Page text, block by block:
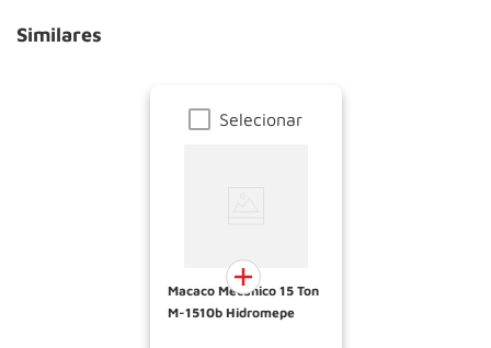
Similares
Selecionar
Macaco Mecanico 15 Ton
M-1510b Hidromepe